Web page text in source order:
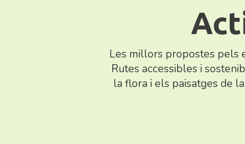
Les millors propostes pels
Rutes accessibles i
la flora i els paisatges de